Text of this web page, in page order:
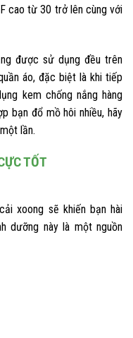
cao từ 30 trở lên cùng với
được sử dụng đều trên
áo, đặc biệt là khi tiếp
kem chống nắng hàng
bạn đổ mồ hôi nhiều, hãy
lần.
TỐT
xoong sẽ khiến bạn hài
dưỡng này là một nguồn